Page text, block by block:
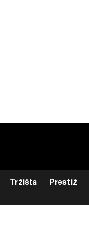
Tržišta Prestiž